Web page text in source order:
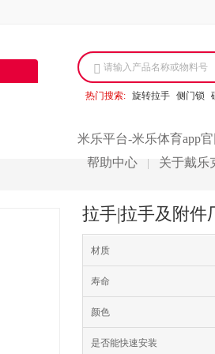
请输入产品名称或物料号
热门搜索: 旋转拉手 侧门锁
米乐平台-米乐体育app
帮助中心
关于戴乐
拉手|拉手及附件
材质
寿命
颜色
是否能快速安装